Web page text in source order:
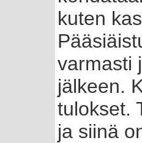
kuten
varmasti
jälkeen.
tulokset.
ja siinä